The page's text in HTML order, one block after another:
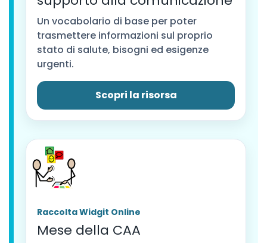
Un vocabolario di base per poter
trasmettere informazioni sul proprio
stato di salute, bisogni ed esigenze
urgenti.
Scopri la risorsa
Raccolta Widgit Online
Mese della CAA